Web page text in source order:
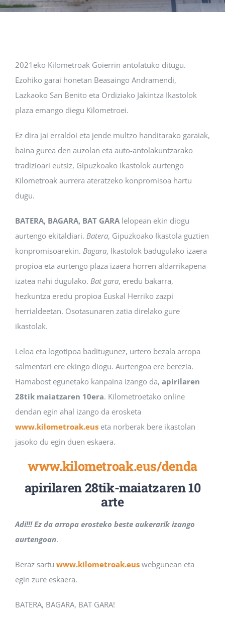
AGENDA 2030
2021eko Kilometroak Goierrin antolatuko ditugu.
Ezohiko garai honetan Beasaingo Andramendi,
Lazkaoko San Benito eta Ordiziako Jakintza Ikastolok
plaza emango diegu Kilometroei.
Ez dira jai erraldoi eta jende multzo handitarako garaiak,
baina gurea den auzolan eta auto-antolakuntzarako
tradizioari eutsiz, Gipuzkoako Ikastolok aurtengo
Kilometroak aurrera ateratzeko konpromisoa hartu
dugu.
BATERA, BAGARA, BAT GARA lelopean ekin diogu
aurtengo ekitaldiari. Batera, Gipuzkoako Ikastola guztien
konpromisoarekin. Bagara, Ikastolok badugulako izaera
propioa eta aurtengo plaza izaera horren aldarrikapena
izatea nahi dugulako. Bat gara, eredu bakarra,
hezkuntza eredu propioa Euskal Herriko zazpi
herrialdeetan. Osotasunaren zatia direlako gure
ikastolak.
Leloa eta logotipoa baditugunez, urtero bezala arropa
salmentari ere ekingo diogu. Aurtengoa ere berezia.
Hamabost egunetako kanpaina izango da, apirilaren
28tik maiatzaren 10era. Kilometroetako online
dendan egin ahal izango da erosketa
www.kilometroak.eus eta norberak bere ikastolan
jasoko du egin duen eskaera.
www.kilometroak.eus/denda
apirilaren 28tik-maiatzaren 10
arte
Adi!!! Ez da arropa erosteko beste aukerarik izango
aurtengoan.
Beraz sartu www.kilometroak.eus webgunean eta
egin zure eskaera.
BATERA, BAGARA, BAT GARA!